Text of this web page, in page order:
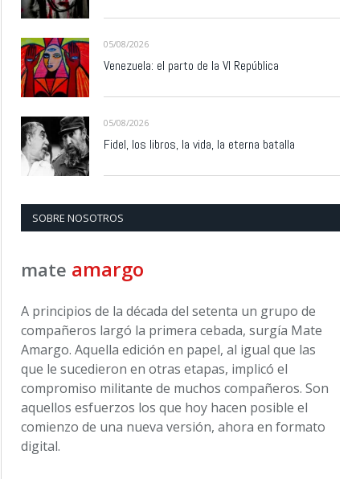
05/08/2026
Venezuela: el parto de la VI República
05/08/2026
Fidel, los libros, la vida, la eterna batalla
SOBRE NOSOTROS
mate amargo
A principios de la década del setenta un grupo de
compañeros largó la primera cebada, surgía Mate
Amargo. Aquella edición en papel, al igual que las
que le sucedieron en otras etapas, implicó el
compromiso militante de muchos compañeros. Son
aquellos esfuerzos los que hoy hacen posible el
comienzo de una nueva versión, ahora en formato
digital.